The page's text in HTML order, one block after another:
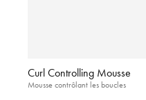
Curl Controlling Mousse
Mousse contrôlant les boucles